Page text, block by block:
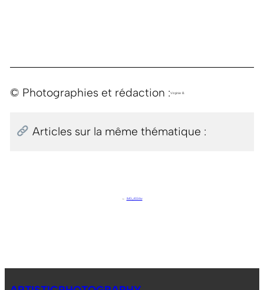
© Photographies et rédaction :Virginie B.
Articles sur la même thématique :
← IMG_4034w